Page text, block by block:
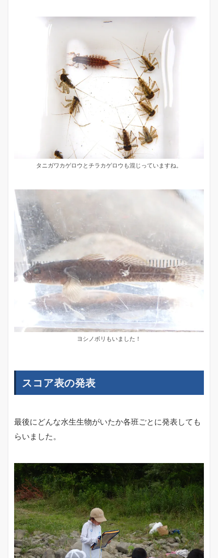
タニガワカゲロウとチラカゲロウも混じっていますね。
ヨシノボリもいました！
スコア表の発表
最後にどんな水生生物がいたか各班ごとに発表しても
らいました。